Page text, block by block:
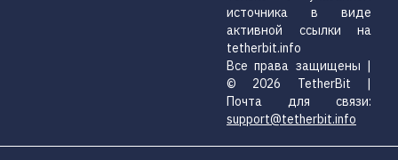
источника в виде
активной ссылки на
tetherbit.info
Все права защищены |
© 2026 TetherBit |
Почта для связи:
support@tetherbit.info